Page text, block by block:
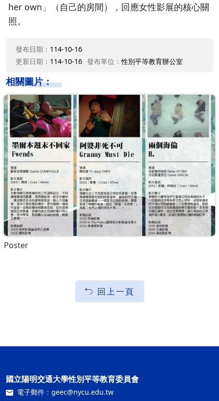
her own」（自己的房間），回應女性影展的核心關
照。
發布日期： 114-10-16
更新日期： 114-10-16 發布單位：性別平等教育辦公室
相關圖片：
Poster
回上一頁
國立陽明交通大學性別平等教育委員會
電子郵件： geec@nycu.edu.tw